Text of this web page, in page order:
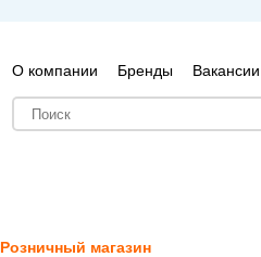
О компании Бренды Вакансии
Розничный магазин